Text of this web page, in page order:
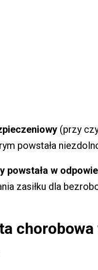
(przy
powstała
powstała w
zasiłku dla